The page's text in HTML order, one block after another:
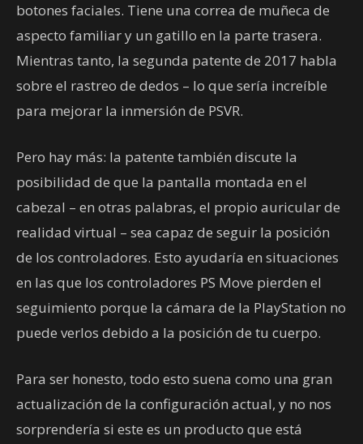
botones faciales. Tiene una correa de muñeca de
aspecto familiar y un gatillo en la parte trasera.
Mientras tanto, la segunda patente de 2017 habla
sobre el rastreo de dedos – lo que sería increíble
para mejorar la inmersión de PSVR.
Pero hay más: la patente también discute la
posibilidad de que la pantalla montada en el
cabezal – en otras palabras, el propio auricular de
realidad virtual – sea capaz de seguir la posición
de los controladores. Esto ayudaría en situaciones
en las que los controladores PS Move pierden el
seguimiento porque la cámara de la PlayStation no
puede verlos debido a la posición de tu cuerpo.
Para ser honesto, todo esto suena como una gran
actualización de la configuración actual, y no nos
sorprendería si este es un producto que está